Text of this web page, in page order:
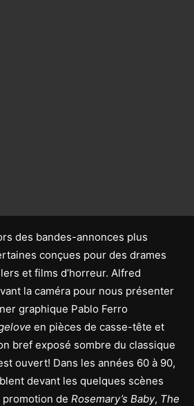
des bandes-annonces plus
conçues pour des drames
et films d’horreur. Alfred
la caméra pour nous présenter
graphique Pablo Ferro
en pièces de casse-tête et
bref exposé sombre du classique
ouvert! Dans les années 60 à 90,
devant les quelques scènes
de Rosemary’s Baby, The